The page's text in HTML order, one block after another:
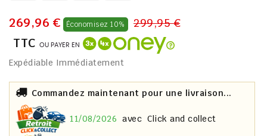
269,96 € Économisez 10% 299,95 €
TTC OU PAYER EN
Expédiable Immédiatement
Commandez maintenant pour une livraison...
11/08/2026 avec Click and collect